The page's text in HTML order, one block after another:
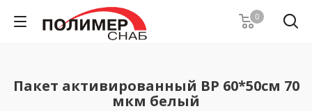
0
Пакет активированный ВР 60*50см 70
мкм белый